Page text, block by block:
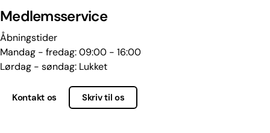
Medlemsservice
Åbningstider
Mandag - fredag: 09:00 - 16:00
Lørdag - søndag: Lukket
Kontakt os Skriv til os